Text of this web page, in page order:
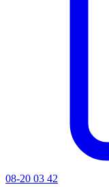
08-20 03 42